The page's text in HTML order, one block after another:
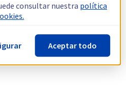
consultar nuestra política
Aceptar todo